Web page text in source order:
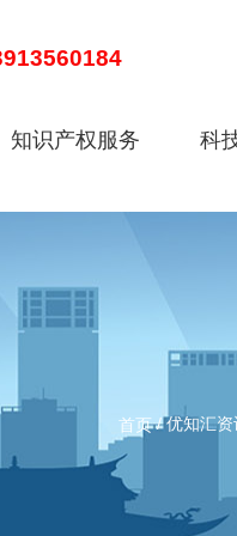
知识产权服务 科
首页/优知汇资